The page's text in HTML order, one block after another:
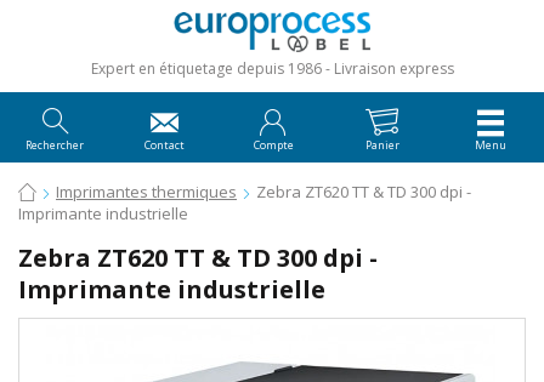
Expert en étiquetage depuis 1986 Livraison express
Rechercher Contact Compte Panier Menu
Imprimantes thermiques
Zebra ZT620 TT & TD 300 dpi -
Imprimante industrielle
Zebra ZT620 TT & TD 300 dpi -
Imprimante industrielle